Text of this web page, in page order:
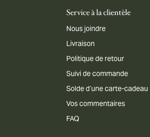
Service à la clientèle
Nous joindre
Livraison
Politique de retour
Suivi de commande
Solde d’une carte-cadeau
Vos commentaires
FAQ